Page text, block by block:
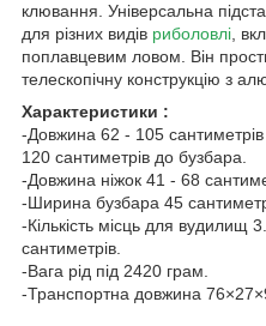
клювання. Універсальна
для різних видів риболовлі,
поплавцевим ловом. Він
телескопічну конструкцію з
Характеристики :
-Довжина 62 - 105
120 сантиметрів до бузбара.
-Довжина ніжок 41 - 68
-Ширина бузбара 45
-Кількість місць для вудилищ
сантиметрів.
-Вага рід під 2420 грам.
-Транспортна довжина